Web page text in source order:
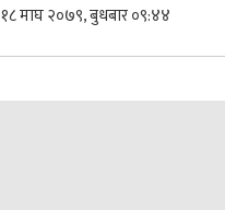
१८ माघ २०७९, बुधबार ०९:४४